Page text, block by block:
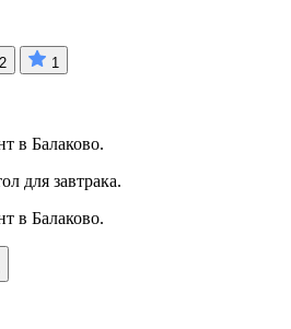
2 1
в Балаково.
для завтрака.
в Балаково.